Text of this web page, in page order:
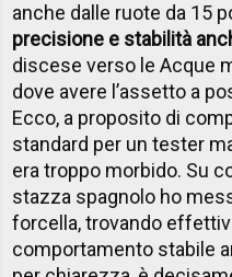
anche dalle ruote da 15
precisione e stabilità
discese verso le Acque
dove avere l’assetto a
Ecco, a proposito di
standard per un tester
era troppo morbido. Su
stazza spagnolo ho
forcella, trovando
comportamento stabile